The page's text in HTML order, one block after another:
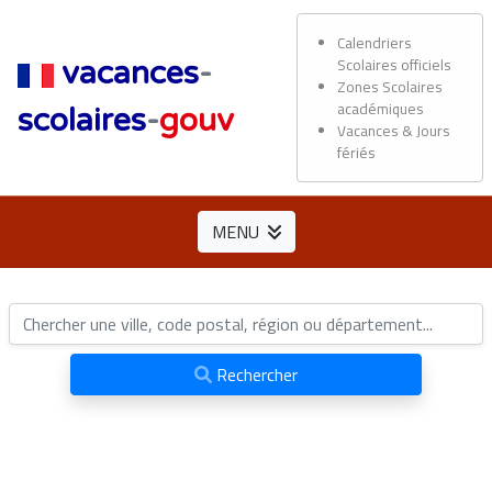
vacances-
scolaires-gouv
Calendriers
Scolaires officiels
Zones Scolaires
académiques
Vacances & Jours
fériés
MENU
Rechercher